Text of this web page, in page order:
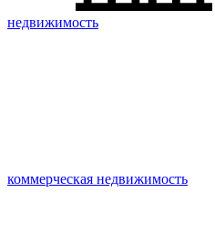
недвижимость
коммерческая недвижимость